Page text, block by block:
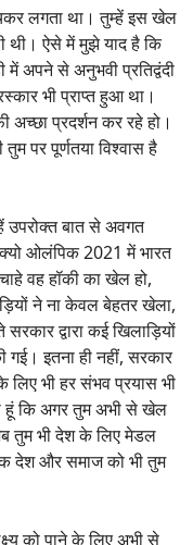
लगता था। तुम्हें इस खेल
थी। ऐसे में मुझे याद है कि
अपने से अनुभवी प्रतिद्वंदी
भी प्राप्त हुआ था।
प्रदर्शन कर रहे हो।
पर पूर्णतया विश्वास है
उपरोक्त बात से अवगत
ओलंपिक 2021 में भारत
वह हॉकी का खेल हो,
ने ना केवल बेहतर खेला,
द्वारा कई खिलाड़ियों
गई। इतना ही नहीं, सरकार
लिए भी हर संभव प्रयास भी
हूं कि अगर तुम अभी से खेल
तुम भी देश के लिए मेडल
देश और समाज को भी तुम
को पाने के लिए अभी से